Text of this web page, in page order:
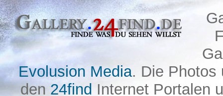
Evolusion Media. Die Photos
den 24find Internet Portalen